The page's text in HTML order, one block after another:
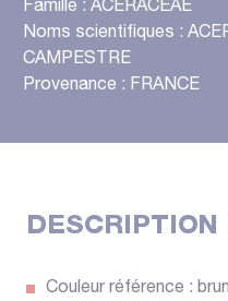
Famille : ACERACEAE
Noms scientifiques :
CAMPESTRE
Provenance : FRANCE
DESCRIPTION
Couleur référence :